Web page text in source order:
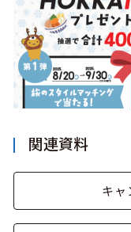
このサイトにつ
動画ライブラリー
お問い合わせ
関連資料
キャ